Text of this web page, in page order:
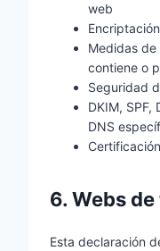
web
Medidas
contiene o
Seguridad
DKIM, SPF,
DNS
6. Webs
Esta declaración